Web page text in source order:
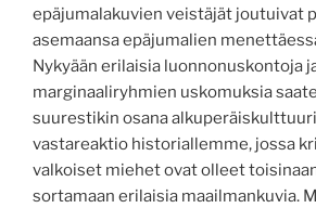
epäjumalakuvien veistäjät joutuivat
asemaansa epäjumalien
Nykyään erilaisia luonnonuskontoja
marginaaliryhmien uskomuksia
suurestikin osana
vastareaktio historiallemme, jossa
valkoiset miehet ovat olleet
sortamaan erilaisia maailmankuvia.